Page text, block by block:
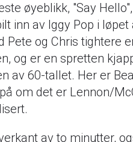
øyeblikk, "Say
inn av Iggy Pop i løpet
Pete og Chris tightere
og er en spretten
av 60-tallet. Her er
om det er Lennon/
av to minutter,